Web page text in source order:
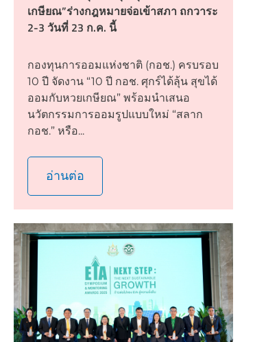
เกษียณ”ร่างกฎหมายจ่อเข้าสภา ถกวาระ
2-3 วันที่ 23 ก.ค. นี้
กองทุนการออมแห่งชาติ (กอช.) ครบรอบ
10 ปี จัดงาน “10 ปี กอช. ศุกร์ได้ลุ้น สุขได้
ออมกับหวยเกษียณ” พร้อมนำเสนอ
นวัตกรรมการออมรูปแบบใหม่ “สลาก
กอช.” หรือ...
อ่านต่อ